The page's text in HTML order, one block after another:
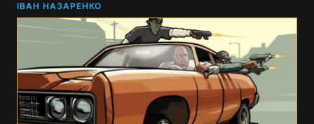
ІВАН НАЗАРЕНКО